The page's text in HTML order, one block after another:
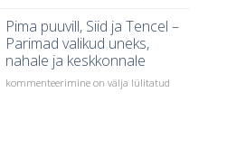
madratsile
kui
unistustele
KANNAVAD
ENDAS
LUGU
koostöös
Pima puuvill, Siid ja Tencel –
Parimad valikud uneks,
nahale ja keskkonnale
Pima
kommenteerimine on välja lülitatud